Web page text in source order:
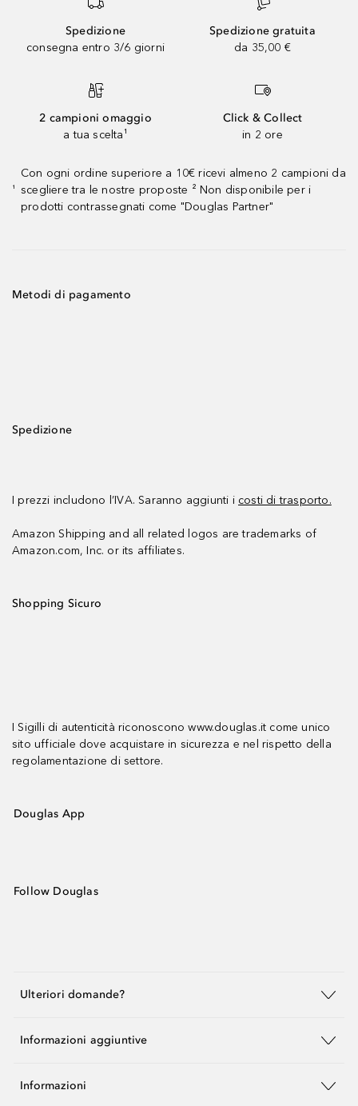
Spedizione
consegna entro 3/6 giorni
Spedizione gratuita
da 35,00 €
2 campioni omaggio
a tua scelta¹
Click & Collect
in 2 ore
¹
Con ogni ordine superiore a 10€ ricevi almeno 2 campioni da
scegliere tra le nostre proposte ² Non disponibile per i
prodotti contrassegnati come "Douglas Partner"
Metodi di pagamento
Spedizione
I prezzi includono l’IVA. Saranno aggiunti i costi di trasporto.
Amazon Shipping and all related logos are trademarks of
Amazon.com, Inc. or its affiliates.
Shopping Sicuro
I Sigilli di autenticità riconoscono www.douglas.it come unico
sito ufficiale dove acquistare in sicurezza e nel rispetto della
regolamentazione di settore.
Douglas App
Follow Douglas
Ulteriori domande?
Informazioni aggiuntive
Informazioni